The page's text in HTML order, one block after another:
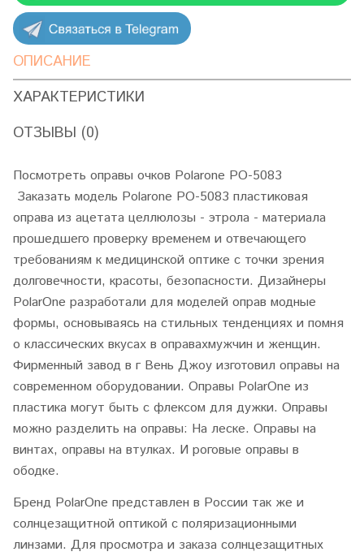
ОПИСАНИЕ
ХАРАКТЕРИСТИКИ
ОТЗЫВЫ (0)
Посмотреть оправы очков Polarone PO-5083
Заказать модель Polarone PO-5083 пластиковая
оправа из ацетата целлюлозы - этрола - материала
прошедшего проверку временем и отвечающего
требованиям к медицинской оптике с точки зрения
долговечности, красоты, безопасности. Дизайнеры
PolarOne разработали для моделей оправ модные
формы, основываясь на стильных тенденциях и помня
о классических вкусах в оправахмужчин и женщин.
Фирменный завод в г Вень Джоу изготовил оправы на
современном оборудовании. Оправы PolarOne из
пластика могут быть с флексом для дужки. Оправы
можно разделить на оправы: На леске. Оправы на
винтах, оправы на втулках. И роговые оправы в
ободке.
Бренд PolarOne представлен в России так же и
солнцезащитной оптикой c поляризационными
линзами. Для просмотра и заказа солнцезащитных